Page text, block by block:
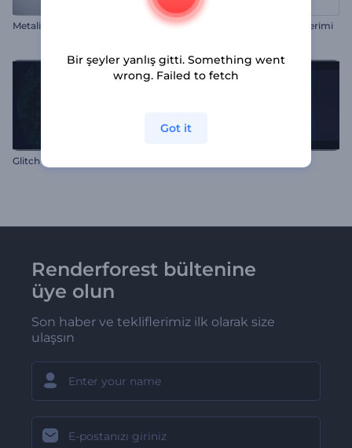
Metalik Baloncuklar İntro Soyut String Art Logo Gösterimi
Glitch Bozulma Efektli Logo
Renderforest bültenine
üye olun
Son haber ve tekliflerimiz ilk olarak size
ulaşsın
Bir şeyler yanlış gitti. Something went
wrong. Failed to fetch
Got it